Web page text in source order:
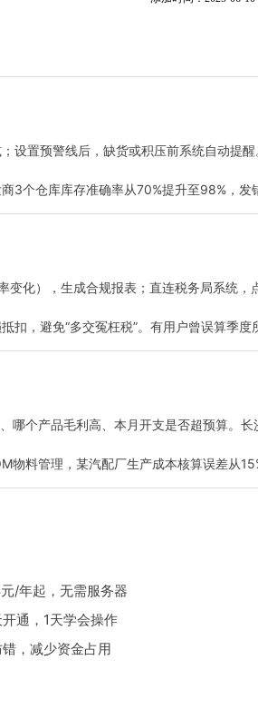
设置预警线后，缺货或积压前系统自动提
3个仓库库存准确率从70%提升至98%，发
变化），生成合规报表；直连税务局系统，
扣，避免“多交冤枉税”。有用户曾误算季
哪个产品毛利高、本月开支是否超预算。
物料管理，某汽配厂生产成本核算误差从
/年起，无需服务器
，1天学会操作
，减少资金占用